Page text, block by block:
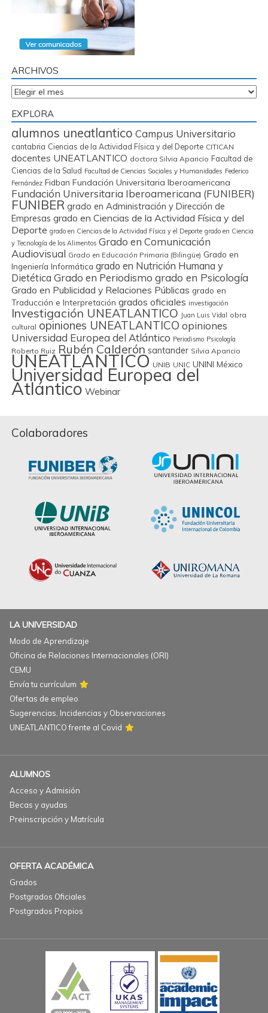
ARCHIVOS
Archivos
EXPLORA
alumnos uneatlantico Campus Universitario
cantabria Ciencias de la Actividad Física y del Deporte CITICAN
docentes UNEATLANTICO doctora Silvia Aparicio Facultad de
Ciencias de la Salud Facultad de Ciencias Sociales y Humanidades Federico
Fernández Fidban Fundación Universitaria Iberoamericana
Fundación Universitaria Iberoamericana (FUNIBER)
FUNIBER grado en Administración y Dirección de
Empresas grado en Ciencias de la Actividad Física y del
Deporte grado en Ciencias de la Actividad Física y el Deporte grado en Ciencia
y Tecnología de los Alimentos Grado en Comunicación
Audiovisual Grado en Educación Primaria (Bilingüe) Grado en
Ingeniería Informática grado en Nutrición Humana y
Dietética Grado en Periodismo grado en Psicología
Grado en Publicidad y Relaciones Públicas grado en
Traducción e Interpretación grados oficiales investigación
Investigación UNEATLANTICO Juan Luis Vidal
obra
cultural opiniones UNEATLANTICO opiniones
Universidad Europea del Atlántico Periodismo Psicología
Roberto Ruiz Rubén Calderón santander Silvia Aparicio
UNEATLANTICO UNIB UNIC UNINI México
Universidad Europea del
Atlántico Webinar
Colaboradores
LA UNIVERSIDAD
Modo de Aprendizaje
Oficina de Relaciones Internacionales (ORI)
CEMU
Envía tu currículum
Ofertas de empleo
Sugerencias, Incidencias y Observaciones
UNEATLANTICO frente al Covid
ALUMNOS
Acceso y Admisión
Becas y ayudas
Preinscripción y Matrícula
OFERTA ACADÉMICA
Grados
Postgrados Oficiales
Postgrados Propios